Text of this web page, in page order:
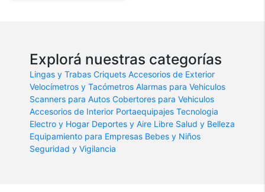
Explorá nuestras categorías
Lingas y Trabas Criquets Accesorios de Exterior
Velocímetros y Tacómetros Alarmas para Vehiculos
Scanners para Autos Cobertores para Vehiculos
Accesorios de Interior Portaequipajes Tecnologia
Electro y Hogar Deportes y Aire Libre Salud y Belleza
Equipamiento para Empresas Bebes y Niños
Seguridad y Vigilancia